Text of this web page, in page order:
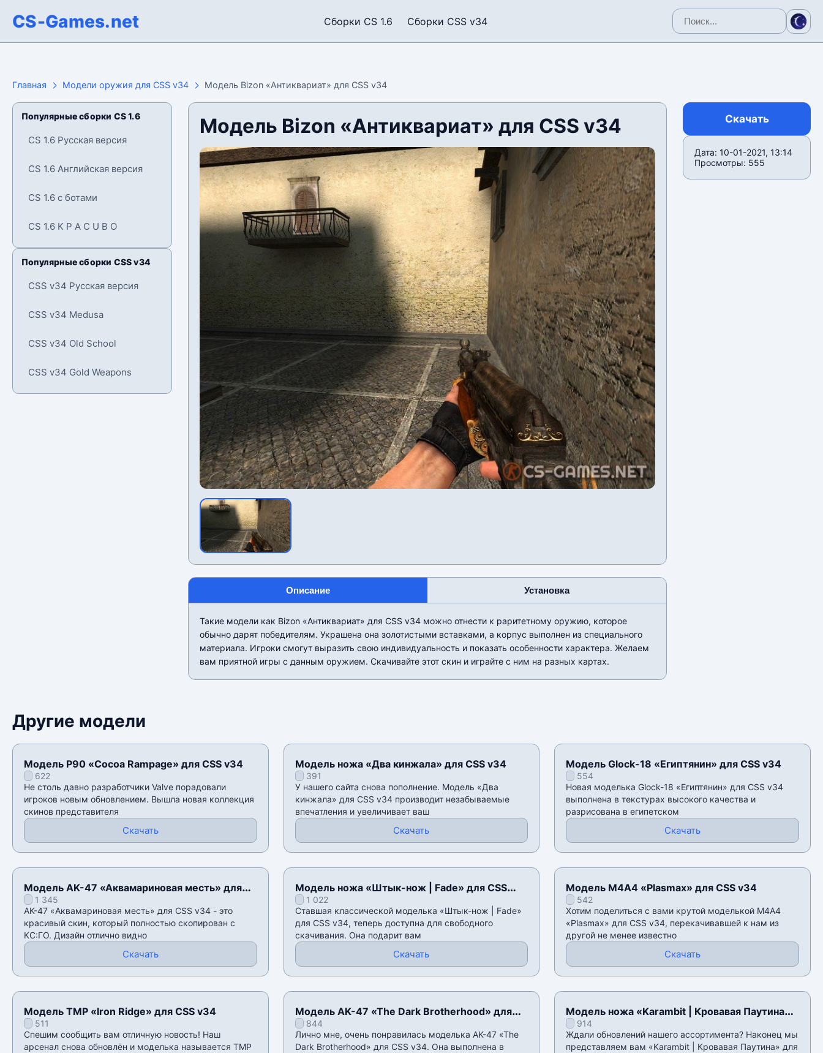
CS-Games.net Сборки CS 1.6 Сборки CSS v34
Главная Модели оружия для CSS v34 Модель Bizon «Антиквариат» для CSS v34
Популярные сборки CS 1.6
CS 1.6 Русская версия
CS 1.6 Английская версия
CS 1.6 с ботами
CS 1.6 K P A C U B O
Популярные сборки CSS v34
CSS v34 Русская версия
CSS v34 Medusa
CSS v34 Old School
CSS v34 Gold Weapons
Модель Bizon «Антиквариат» для CSS v34
Описание Установка
Такие модели как Bizon «Антиквариат» для CSS v34 можно отнести к раритетному оружию, которое
обычно дарят победителям. Украшена она золотистыми вставками, а корпус выполнен из специального
материала. Игроки смогут выразить свою индивидуальность и показать особенности характера. Желаем
вам приятной игры с данным оружием. Скачивайте этот скин и играйте с ним на разных картах.
Скачать
Дата: 10-01-2021, 13:14
Просмотры: 555
Другие модели
Модель P90 «Cocoa Rampage» для CSS v34
622
Не столь давно разработчики Valve порадовали
игроков новым обновлением. Вышла новая коллекция
скинов представителя
Скачать
Модель ножа «Два кинжала» для CSS v34
391
У нашего сайта снова пополнение. Модель «Два
кинжала» для CSS v34 производит незабываемые
впечатления и увеличивает ваш
Скачать
Модель Glock-18 «Египтянин» для CSS v34
554
Новая моделька Glock-18 «Египтянин» для CSS v34
выполнена в текстурах высокого качества и
разрисована в египетском
Скачать
Модель AK-47 «Аквамариновая месть» для
CSS v34
1 345
AK-47 «Аквамариновая месть» для CSS v34 - это
красивый скин, который полностью скопирован с
КС:ГО. Дизайн отлично видно
Скачать
Модель ножа «Штык-нож | Fade» для CSS
v341 022
Ставшая классической моделька «Штык-нож | Fade»
для CSS v34, теперь доступна для свободного
скачивания. Она подарит вам
Скачать
Модель М4А4 «Plasmax» для CSS v34
542
Хотим поделиться с вами крутой моделькой М4А4
«Plasmax» для CSS v34, перекачивавшей к нам из
другой не менее известно
Скачать
Модель TMP «Iron Ridge» для CSS v34
511
Спешим сообщить вам отличную новость! Наш
арсенал снова обновлён и моделька называется TMP
Модель AK-47 «The Dark Brotherhood» для
CSS v34
844
Лично мне, очень понравилась моделька AK-47 «The
Dark Brotherhood» для CSS v34. Она выполнена в
Модель ножа «Karambit | Кровавая Паутина»
для CSS v34
914
Ждали обновлений нашего ассортимента? Наконец мы
представляем вам «Karambit | Кровавая Паутина» для